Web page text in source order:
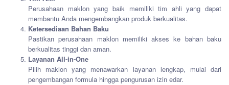
Perusahaan maklon yang baik memiliki tim ahli yang dapat
membantu Anda mengembangkan produk berkualitas.
Ketersediaan Bahan Baku
Pastikan perusahaan maklon memiliki akses ke bahan baku
berkualitas tinggi dan aman.
Layanan All-in-One
Pilih maklon yang menawarkan layanan lengkap, mulai dari
pengembangan formula hingga pengurusan izin edar.